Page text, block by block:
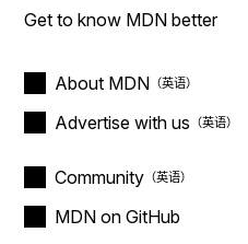
Get to know MDN better
About MDN
Advertise with us
Community
MDN on GitHub